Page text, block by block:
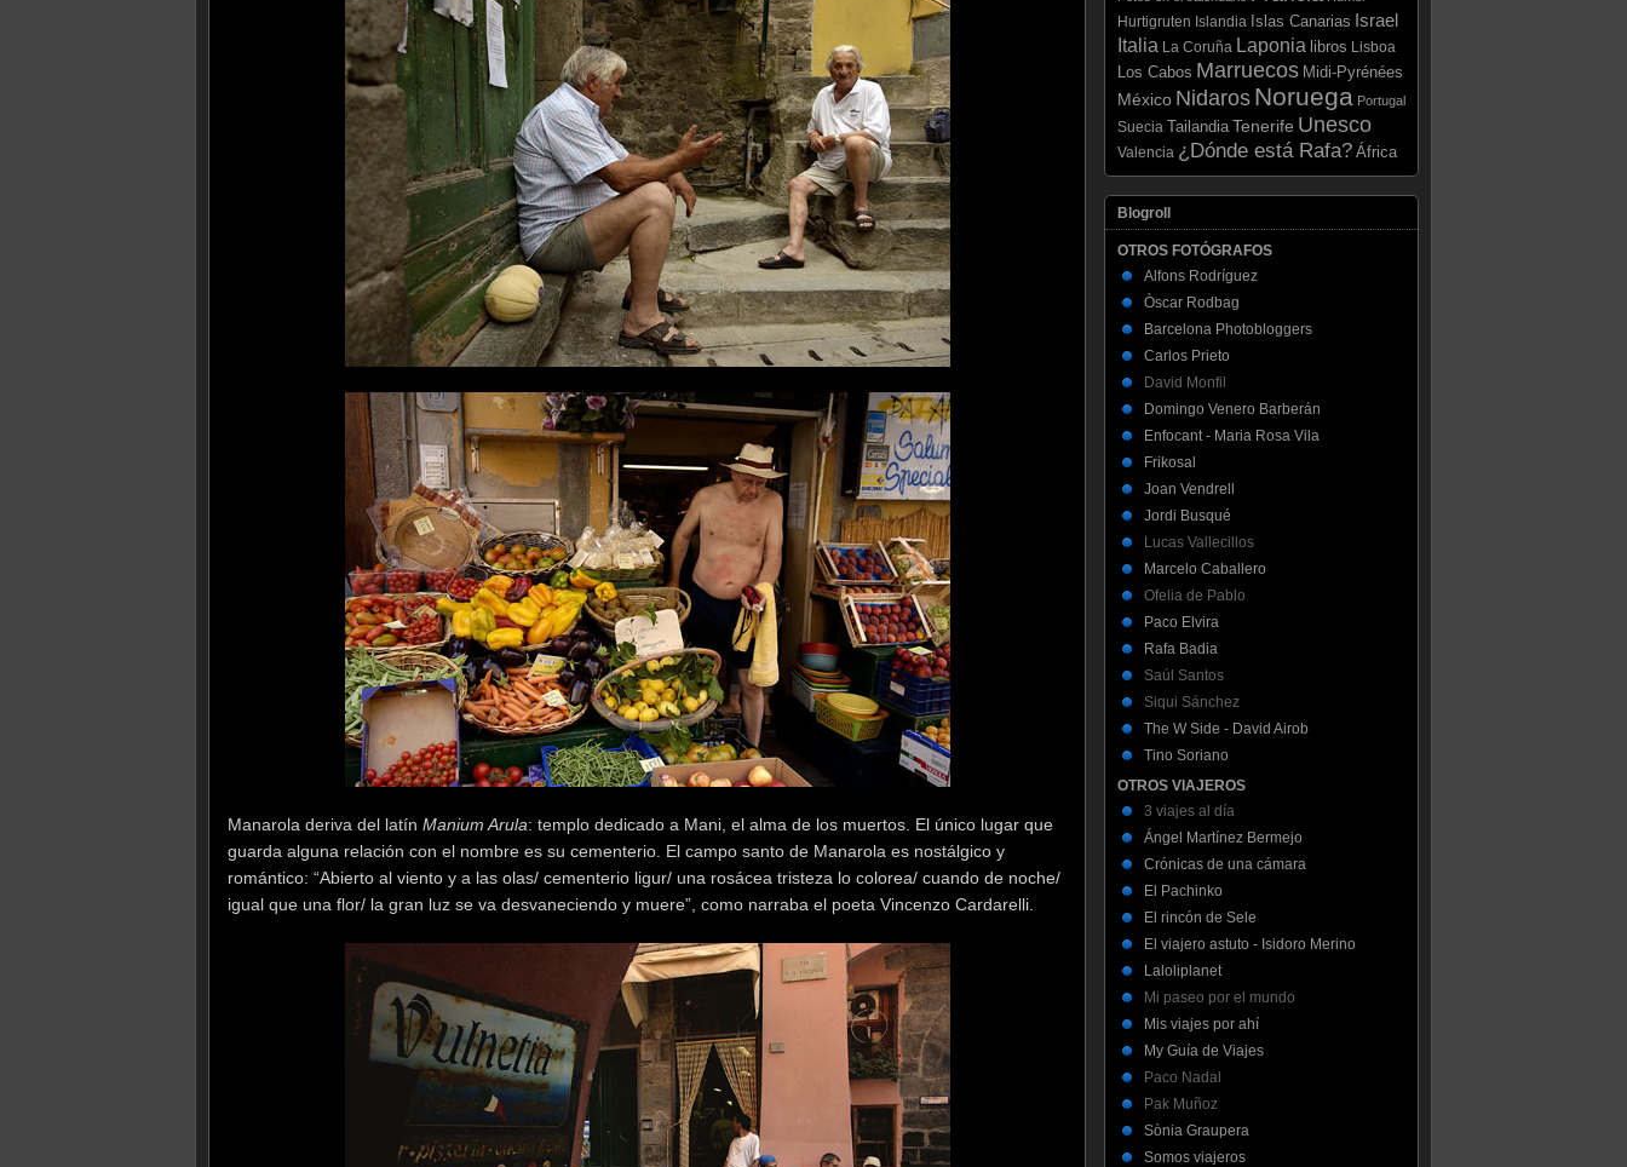
Manarola deriva del latín Manium Arula: templo dedicado a Mani, el alma de los muertos. El único lugar que
guarda alguna relación con el nombre es su cementerio. El campo santo de Manarola es nostálgico y
romántico: “Abierto al viento y a las olas/ cementerio ligur/ una rosácea tristeza lo colorea/ cuando de noche/
igual que una flor/ la gran luz se va desvaneciendo y muere”, como narraba el poeta Vincenzo Cardarelli.
Hurtigruten Islandia Islas Canarias Israel
Italia La Coruña Laponia libros Lisboa
Los Cabos Marruecos Midi-Pyrénées
México Nidaros Noruega Portugal
Suecia Tailandia Tenerife Unesco
Valencia ¿Dónde está Rafa? África
Blogroll
OTROS FOTÓGRAFOS
Alfons Rodríguez
Òscar Rodbag
Barcelona Photobloggers
Carlos Prieto
David Monfil
Domingo Venero Barberán
Enfocant - Maria Rosa Vila
Frikosal
Joan Vendrell
Jordi Busqué
Lucas Vallecillos
Marcelo Caballero
Ofelia de Pablo
Paco Elvira
Rafa Badia
Saúl Santos
Siqui Sánchez
The W Side - David Airob
Tino Soriano
OTROS VIAJEROS
3 viajes al día
Ángel Martínez Bermejo
Crónicas de una cámara
El Pachinko
El rincón de Sele
El viajero astuto - Isidoro Merino
Laloliplanet
Mi paseo por el mundo
Mis viajes por ahí
My Guía de Viajes
Paco Nadal
Pak Muñoz
Sònia Graupera
Somos viajeros